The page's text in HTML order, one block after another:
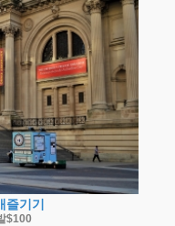
기기
$100